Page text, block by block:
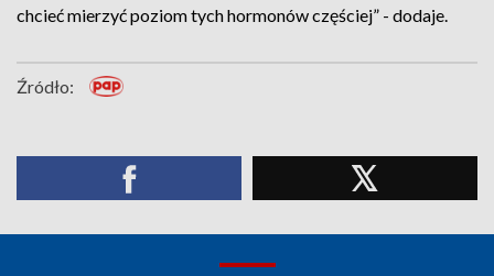
chcieć mierzyć poziom tych hormonów częściej” - dodaje.
Źródło: